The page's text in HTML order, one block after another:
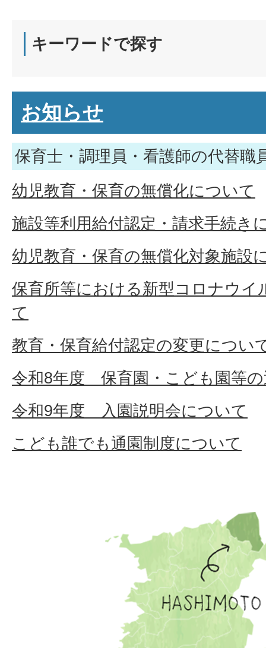
キーワードで探す
お知らせ
保育士・調理員・看護師の代替職
幼児教育・保育の無償化について
施設等利用給付認定・請求手続き
幼児教育・保育の無償化対象施設
保育所等における新型コロナウイ
て
教育・保育給付認定の変更につい
令和8年度 保育園・こども園等
令和9年度 入園説明会について
こども誰でも通園制度について